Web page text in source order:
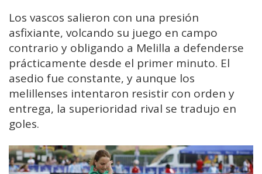
Los vascos salieron con una presión
asfixiante, volcando su juego en campo
contrario y obligando a Melilla a defenderse
prácticamente desde el primer minuto. El
asedio fue constante, y aunque los
melillenses intentaron resistir con orden y
entrega, la superioridad rival se tradujo en
goles.